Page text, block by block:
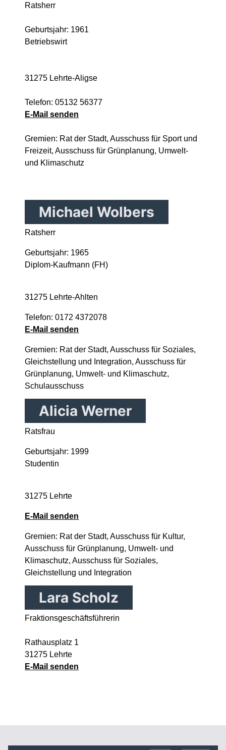
Ratsherr
Geburtsjahr: 1961
Betriebswirt
31275 Lehrte-Aligse
Telefon: 05132 56377
E-Mail senden
Gremien: Rat der Stadt, Ausschuss für Sport und
Freizeit, Ausschuss für Grünplanung, Umwelt-
und Klimaschutz
Michael Wolbers
Ratsherr
Geburtsjahr: 1965
Diplom-Kaufmann (FH)
31275 Lehrte-Ahlten
Telefon: 0172 4372078
E-Mail senden
Gremien: Rat der Stadt, Ausschuss für Soziales,
Gleichstellung und Integration, Ausschuss für
Grünplanung, Umwelt- und Klimaschutz,
Schulausschuss
Alicia Werner
Ratsfrau
Geburtsjahr: 1999
Studentin
31275 Lehrte
E-Mail senden
Gremien: Rat der Stadt, Ausschuss für Kultur,
Ausschuss für Grünplanung, Umwelt- und
Klimaschutz, Ausschuss für Soziales,
Gleichstellung und Integration
Lara Scholz
Fraktionsgeschäftsführerin
Rathausplatz 1
31275 Lehrte
E-Mail senden